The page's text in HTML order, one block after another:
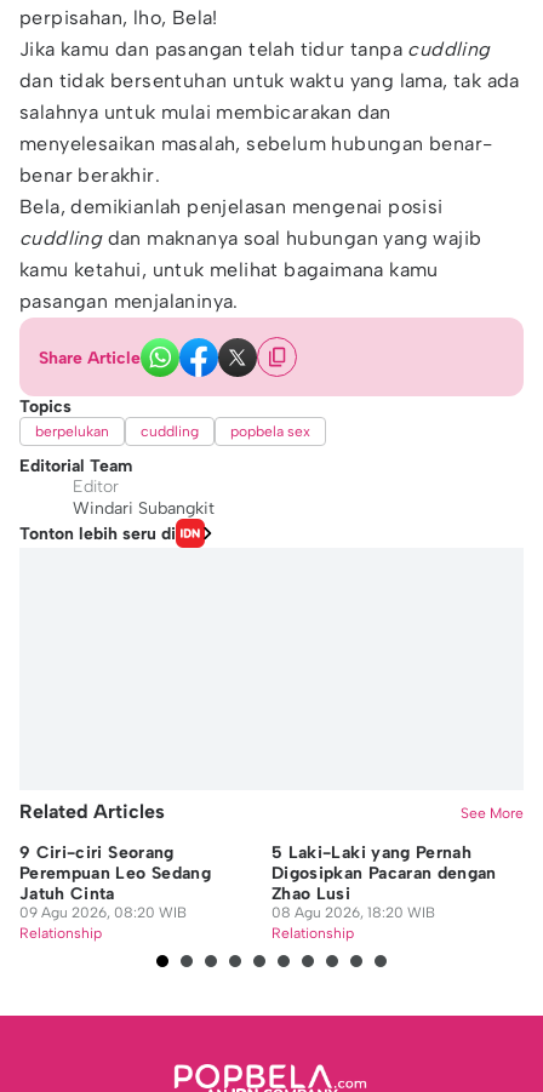
perpisahan, lho, Bela!
Jika kamu dan pasangan telah tidur tanpa cuddling
dan tidak bersentuhan untuk waktu yang lama, tak ada
salahnya untuk mulai membicarakan dan
menyelesaikan masalah, sebelum hubungan benar-
benar berakhir.
Bela, demikianlah penjelasan mengenai posisi
cuddlingdan maknanya soal hubungan yang wajib
kamu ketahui, untuk melihat bagaimana kamu
pasangan menjalaninya.
Share Article
Topics
berpelukan cuddling popbela sex
Editorial Team
Editor
Windari Subangkit
Tonton lebih seru di
Related Articles See More
9 Ciri-ciri Seorang
Perempuan Leo Sedang
Jatuh Cinta
09 Agu 2026, 08:20 WIB
Relationship
5 Laki-Laki yang Pernah
Digosipkan Pacaran dengan
Zhao Lusi
08 Agu 2026, 18:20 WIB
Relationship